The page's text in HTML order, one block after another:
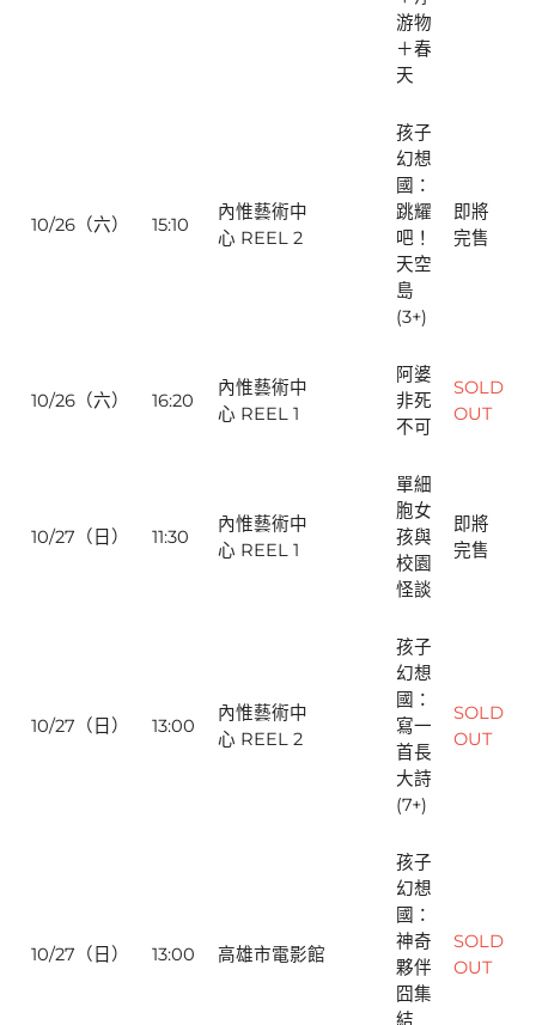
游物
＋春
天
10/26（六） 15:10
內惟藝術中
心 REEL 2
孩子
幻想
國：
跳耀
吧！
天空
島
(3+)
即將
完售
10/26（六） 16:20
內惟藝術中
心 REEL 1
阿婆
非死
不可
SOLD
OUT
10/27（日） 11:30
內惟藝術中
心 REEL 1
單細
胞女
孩與
校園
怪談
即將
完售
10/27（日） 13:00
內惟藝術中
心 REEL 2
孩子
幻想
國：
寫一
首長
大詩
(7+)
SOLD
OUT
10/27（日） 13:00 高雄市電影館
孩子
幻想
國：
神奇
夥伴
囧集
結
SOLD
OUT